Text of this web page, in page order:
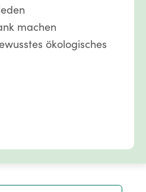
machen
ökologisches